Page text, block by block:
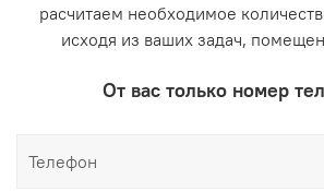
расчитаем необходимое
исходя из ваших задач,
От вас только номер